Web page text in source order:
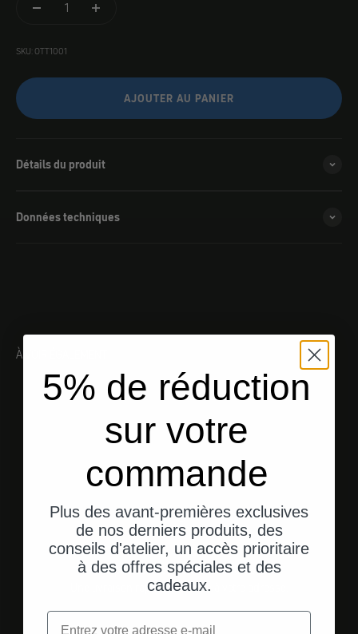
SKU: OTT1001
AJOUTER AU PANIER
Détails du produit
Données techniques
À VOIR ÉGALEMENT
Expédition depuis les États-Unis
Une livraison rapide et directe à votre adresse.
5% de réduction
sur votre
commande
Plus des avant-premières exclusives
de nos derniers produits, des
conseils d'atelier, un accès prioritaire
à des offres spéciales et des
cadeaux.
Email